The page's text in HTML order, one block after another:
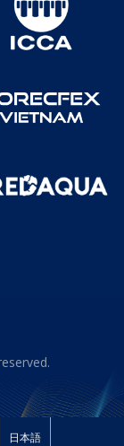
日本語